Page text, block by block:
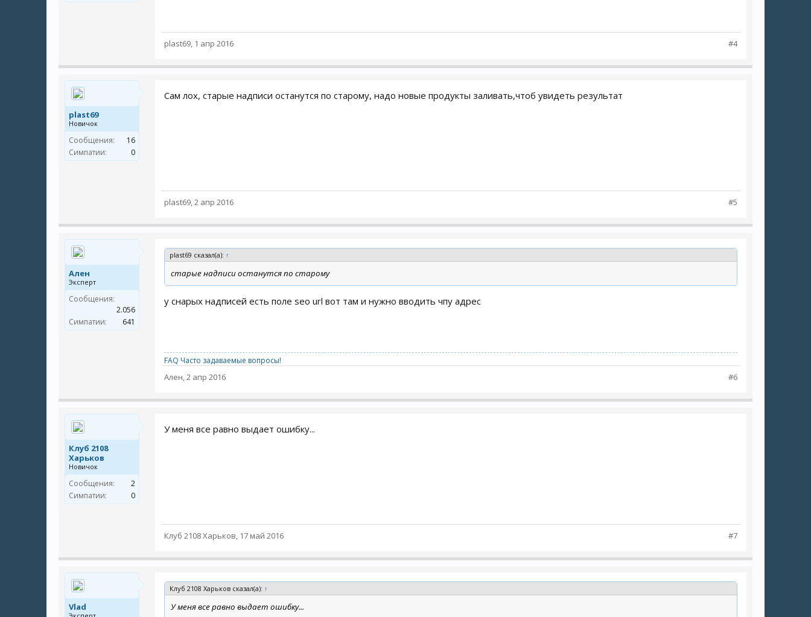
plast69, 1 апр 2016 #4
plast69
Новичок
Сообщения:
16
Симпатии:
0
Сам лох, старые надписи останутся по старому, надо новые продукты заливать,чтоб увидеть результат
plast69,2 апр 2016 #5
Ален
Эксперт
Сообщения:
2.056
Симпатии:
641
plast69 сказал(а): ↑
старые надписи останутся по старому
у снарых надписей есть поле seo url вот там и нужно вводить чпу адрес
FAQ Часто задаваемые вопросы!
Ален,2 апр 2016 #6
Клуб 2108
Харьков
Новичок
Сообщения:
2
Симпатии:
0
У меня все равно выдает ошибку...
Клуб 2108 Харьков, 17 май 2016 #7
Vlad
Клуб 2108 Харьков сказал(а): ↑
У меня все равно выдает ошибку...